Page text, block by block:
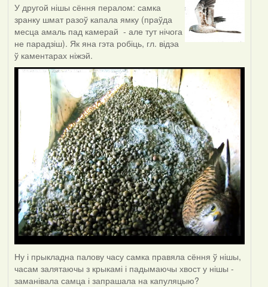
У другой нішы сёння пералом: самка
зранку шмат разоў капала ямку (праўда
месца амаль пад камерай - але тут нічога
не парадзіш). Як яна гэта робіць, гл. відэа
ў каментарах ніжэй.
Ну і прыкладна палову часу самка правяла сёння ў нішы,
часам залятаючы з крыкамі і падымаючы хвост у нішы -
заманівала самца і запрашала на капуляцыю?